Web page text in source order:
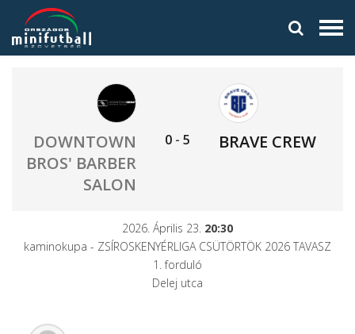
DOWNTOWN
BROS' BARBER
SALON
0- 5 BRAVE CREW
2026. Április 23. 20:30
kaminokupa - ZSÍROSKENYÉRLIGA CSÜTÖRTÖK 2026 TAVASZ
1. forduló
Delej utca